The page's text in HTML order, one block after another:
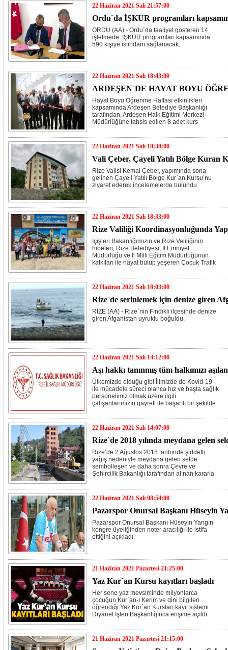
22 Haziran 2021 Salı 21:57:00
Ordu`da İŞKUR programları
ORDU (AA) - Ordu`da faaliyet gösteren 14
işletmede, İŞKUR programları kapsamında
590 kişiye istihdam sağlanacak.
22 Haziran 2021 Salı 18:43:00
ARDEŞEN`DE HAYAT BOYU
Hayat Boyu Öğrenme Haftası etkinlikleri
kapsamında Ardeşen Belediye Başkanlığı
tarafından, Ardeşen Halk Eğitimi Merkezi
Müdürlüğüne tahsis edilen 8 adet kurs
22 Haziran 2021 Salı 18:38:00
Vali Çeber, Çayeli Yatılı Bölge Kuran
Rize Valisi Kemal Çeber, yapımında sona
gelinen Çayeli Yatılı Bölge Kur`an Kursu’nu
ziyaret ederek incelemelerde bulundu.
22 Haziran 2021 Salı 18:33:00
Rize Valiliği Koordinasyonluğunda
İçişleri Bakanlığımızın ve Rize Valiliğinin
hibeleri, Rize Belediyesi, İl Emniyet
Müdürlüğü ve İl Milli Eğitim Müdürlüğünün
katkıları ile hayat bulup yeşeren Çocuk Trafik
ve teorik deneme eğitimlerine başladı.
22 Haziran 2021 Salı 18:03:00
Rize`de serinlemek için denize giren
RİZE (AA) - Rize`nin Fındıklı ilçesinde denize
giren Afganistan uyruklu boğuldu.
22 Haziran 2021 Salı 14:12:00
Aşı hakkı tanınmış tüm halkımızı
Ülkemizde olduğu gibi İlimizde de Kovid-19
ile mücadele süreci olanca hız ve başta sağlık
personelimiz olmak üzere ilgili
çalışanlarımızın gayreti ile başarılı bir şekilde
22 Haziran 2021 Salı 14:07:00
Rize`de 2018 yılında meydana gelen
Rize’de 2 Ağustos 2018 tarihinde şiddetli
yağış nedeniyle meydana gelen selde
sembolleşen ve daha sonra Çevre ve
Şehircilik Bakanlığı tarafından alınan kararla
bulunduğu Muradiye beldesinde kentsel
dönüşüm çalışmaları sürüyor.
22 Haziran 2021 Salı 08:54:00
Pazarspor Onursal Başkanı Hüseyin
Pazarspor Onursal Başkanı Hüseyin Yangın
kongre üyeliğinden noter aracılığı ile istifa
ettiğini açıkladı.
21 Haziran 2021 Pazartesi 21:25:00
Yaz Kur`an Kursu kayıtları başladı
Her sene yaz mevsiminde milyonlarca
çocuğun Kur`an-ı Kerim ve dini bilgileri
öğrendiği Yaz Kur`an Kursları kayıt sistemi
Diyanet İşleri Başkanlığınca erişime açıldı.
21 Haziran 2021 Pazartesi 21:15:00